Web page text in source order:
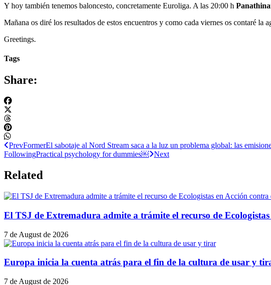
Y hoy también tenemos baloncesto, concretamente Euroliga. A las 20:00 h
Mañana os diré los resultados de estos encuentros y como cada viernes os contaré la
Greetings.
Tags
Share:
PrevFormerEl sabotaje al Nord Stream saca a la luz un problema global: las
FollowingPractical psychology for dummies￼ Next
Related
El TSJ de Extremadura admite a trámite el recurso de
7 de August de 2026
Europa inicia la cuenta atrás para el fin de la cultura de usar y
7 de August de 2026